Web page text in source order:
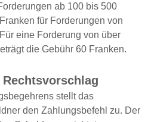
ab 100 bis 500
für Forderungen von
eine Forderung von über
die Gebühr 60 Franken.
stellt das
den Zahlungsbefehl zu. Der